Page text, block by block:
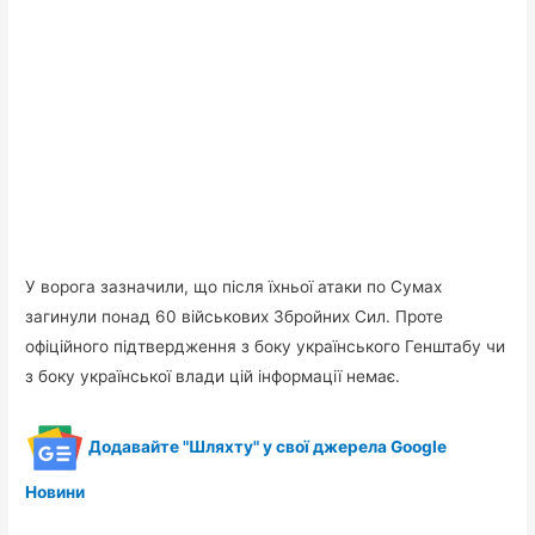
У ворога зазначили, що після їхньої атаки по Сумах
загинули понад 60 військових Збройних Сил. Проте
офіційного підтвердження з боку українського Генштабу чи
з боку української влади цій інформації немає.
Додавайте "Шляхту" у свої джерела Google
Новини